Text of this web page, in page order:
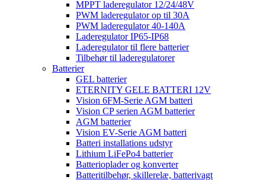
MPPT laderegulator 12/24/48V
PWM laderegulator op til 30A
PWM laderegulator 40-140A
Laderegulator IP65-IP68
Laderegulator til flere batterier
Tilbehør til laderegulatorer
Batterier
GEL batterier
ETERNITY GELE BATTERI 12V
Vision 6FM-Serie AGM batteri
Vision CP serien AGM batterier
AGM batterier
Vision EV-Serie AGM batteri
Batteri installations udstyr
Lithium LiFePo4 batterier
Batterioplader og konverter
Batteritilbehør, skillerelæ, batterivagt